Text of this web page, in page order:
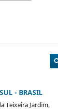
- BRASIL
Teixeira Jardim,